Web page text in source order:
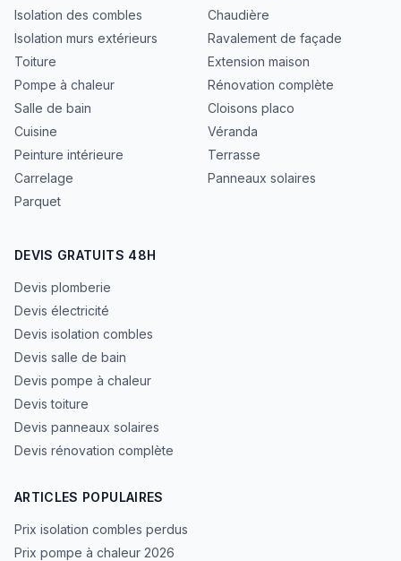
Isolation des combles
Isolation murs extérieurs
Toiture
Pompe à chaleur
Salle de bain
Cuisine
Peinture intérieure
Carrelage
Parquet
Chaudière
Ravalement de façade
Extension maison
Rénovation complète
Cloisons placo
Véranda
Terrasse
Panneaux solaires
DEVIS GRATUITS 48H
Devis plomberie
Devis électricité
Devis isolation combles
Devis salle de bain
Devis pompe à chaleur
Devis toiture
Devis panneaux solaires
Devis rénovation complète
ARTICLES POPULAIRES
Prix isolation combles perdus
Prix pompe à chaleur 2026